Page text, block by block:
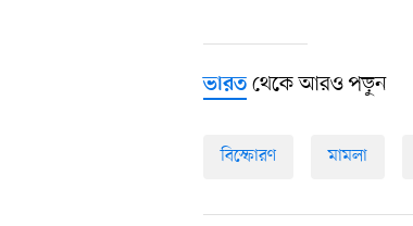
ভারত থেকে আরও পড়ুন
বিস্ফোরণ মামলা